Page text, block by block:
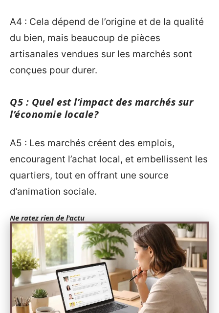
A4 : Cela dépend de l’origine et de la qualité
du bien, mais beaucoup de pièces
artisanales vendues sur les marchés sont
conçues pour durer.
Q5 : Quel est l’impact des marchés sur
l’économie locale?
A5 : Les marchés créent des emplois,
encouragent l’achat local, et embellissent les
quartiers, tout en offrant une source
d’animation sociale.
Ne ratez rien de l'actu